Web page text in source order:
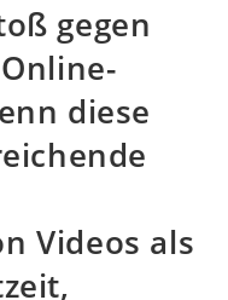
gegen
diese
Videos als